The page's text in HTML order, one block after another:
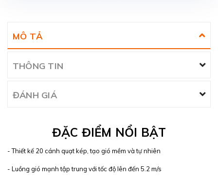
MÔ TẢ
THÔNG TIN
ĐÁNH GIÁ
ĐẶC ĐIỂM NỔI BẬT
- Thiết kế 20 cánh quạt kép, tạo gió mềm và tự nhiên
- Luồng gió mạnh tập trung với tốc độ lên đến 5.2 m/s